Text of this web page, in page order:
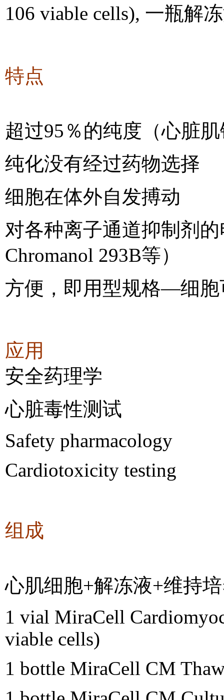
106 viable cells), 一瓶解
特点
超过95 ％的纯度（心脏
纯化没有经过药物选择
细胞在体外自发搏动
对各种离子通道抑制剂
Chromanol 293B等）
方便，即用型规格—细胞
应用
安全药理学
心脏毒性测试
Safety pharmacology
Cardiotoxicity testing
组成
心肌细胞+解冻液+维持
1 vial MiraCell
viable cells)
1 bottle MiraCell CM